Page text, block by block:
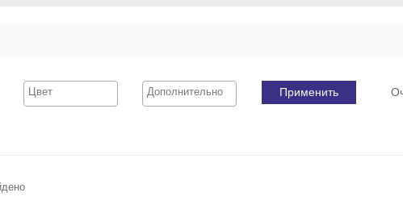
Применить